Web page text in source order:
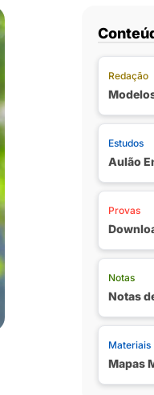
Redação
Estudos
Aulão
Provas
Notas
Notas
Materiais
Mapas